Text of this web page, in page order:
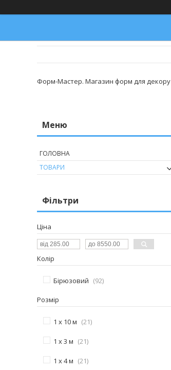
Форм-Мастер. Магазин форм для декору
ГОЛОВНА
ТОВАРИ
Фільтри
Ціна
Колір
Бірюзовий 92
Розмір
1 х 10 м 21
1 х 3 м 21
1 х 4 м 21